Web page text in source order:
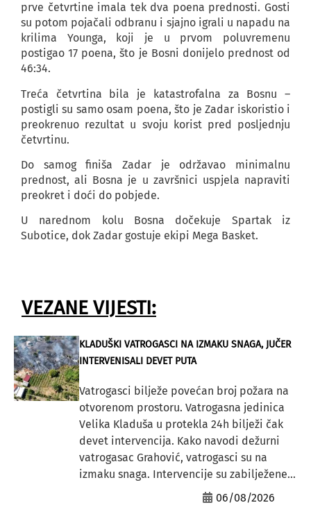
prve četvrtine imala tek dva poena prednosti. Gosti
su potom pojačali odbranu i sjajno igrali u napadu na
krilima Younga, koji je u prvom poluvremenu
postigao 17 poena, što je Bosni donijelo prednost od
46:34.
Treća četvrtina bila je katastrofalna za Bosnu –
postigli su samo osam poena, što je Zadar iskoristio i
preokrenuo rezultat u svoju korist pred posljednju
četvrtinu.
Do samog finiša Zadar je održavao minimalnu
prednost, ali Bosna je u završnici uspjela napraviti
preokret i doći do pobjede.
U narednom kolu Bosna dočekuje Spartak iz
Subotice, dok Zadar gostuje ekipi Mega Basket.
VEZANE VIJESTI:
KLADUŠKI VATROGASCI NA IZMAKU SNAGA, JUČER
INTERVENISALI DEVET PUTA
Vatrogasci bilježe povećan broj požara na
otvorenom prostoru. Vatrogasna jedinica
Velika Kladuša u protekla 24h bilježi čak
devet intervencija. Kako navodi dežurni
vatrogasac Grahović, vatrogasci su na
izmaku snaga. Intervencije su zabilježene...
06/08/2026